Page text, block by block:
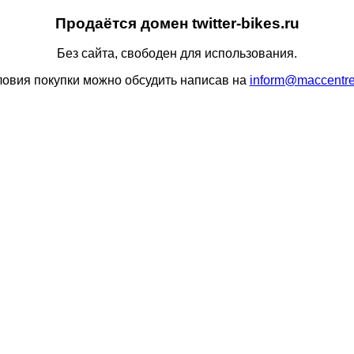
Продаётся домен twitter-bikes.ru
Без сайта, свободен для использования.
покупки можно обсудить написав на